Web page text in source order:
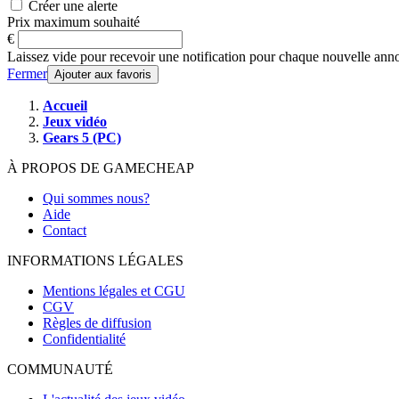
Créer une alerte
Prix maximum souhaité
€
Laissez vide pour recevoir une notification pour chaque nouvelle
Fermer Ajouter aux favoris
Accueil
Jeux vidéo
Gears 5 (PC)
À PROPOS DE GAMECHEAP
Qui sommes nous?
Aide
Contact
INFORMATIONS LÉGALES
Mentions légales et CGU
CGV
Règles de diffusion
Confidentialité
COMMUNAUTÉ